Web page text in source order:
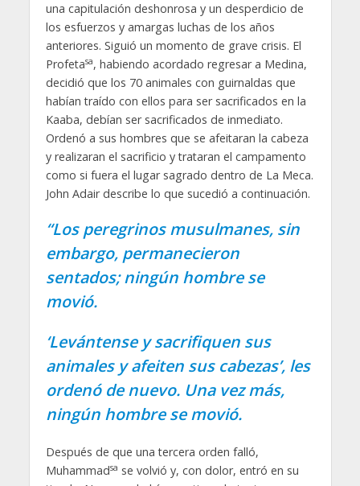
una capitulación deshonrosa y un desperdicio de
los esfuerzos y amargas luchas de los años
anteriores. Siguió un momento de grave crisis. El
Profetasa, habiendo acordado regresar a Medina,
decidió que los 70 animales con guirnaldas que
habían traído con ellos para ser sacrificados en la
Kaaba, debían ser sacrificados de inmediato.
Ordenó a sus hombres que se afeitaran la cabeza
y realizaran el sacrificio y trataran el campamento
como si fuera el lugar sagrado dentro de La Meca.
John Adair describe lo que sucedió a continuación.
“Los peregrinos musulmanes, sin
embargo, permanecieron
sentados; ningún hombre se
movió.
‘Levántense y sacrifiquen sus
animales y afeiten sus cabezas’, les
ordenó de nuevo. Una vez más,
ningún hombre se movió.
Después de que una tercera orden falló,
Muhammadsa se volvió y, con dolor, entró en su